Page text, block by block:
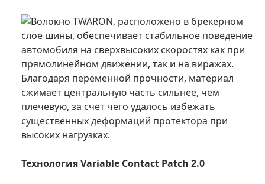
Волокно TWARON, расположено в брекерном
слое шины, обеспечивает стабильное поведение
автомобиля на сверхвысоких скоростях как при
прямолинейном движении, так и на виражах.
Благодаря переменной прочности, материал
сжимает центральную часть сильнее, чем
плечевую, за счет чего удалось избежать
существенных деформаций протектора при
высоких нагрузках.
Технология Variable Contact Patch 2.0